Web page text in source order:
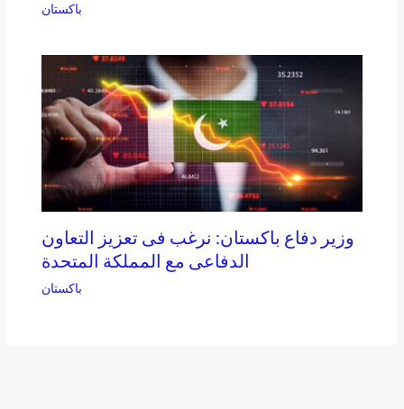
باكستان
وزير دفاع باكستان: نرغب فى تعزيز التعاون
الدفاعى مع المملكة المتحدة
باكستان